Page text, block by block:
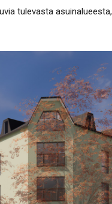
tulevasta